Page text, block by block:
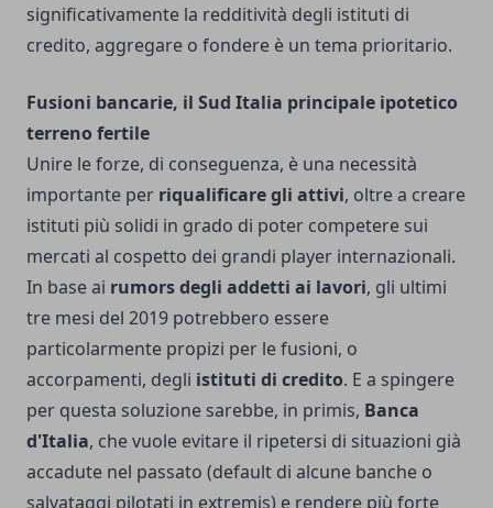
significativamente la redditività degli istituti di
credito, aggregare o fondere è un tema prioritario.
Fusioni bancarie, il Sud Italia principale ipotetico
terreno fertile
Unire le forze, di conseguenza, è una necessità
importante per riqualificare gli attivi, oltre a creare
istituti più solidi in grado di poter competere sui
mercati al cospetto dei grandi player internazionali.
In base ai rumors degli addetti ai lavori, gli ultimi
tre mesi del 2019 potrebbero essere
particolarmente propizi per le fusioni, o
accorpamenti, degli istituti di credito. E a spingere
per questa soluzione sarebbe, in primis, Banca
d'Italia, che vuole evitare il ripetersi di situazioni già
accadute nel passato (default di alcune banche o
salvataggi pilotati in extremis) e rendere più forte